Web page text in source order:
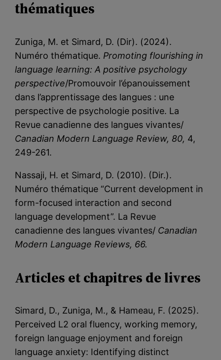
thématiques
Zuniga, M. et Simard, D. (Dir). (2024).
Numéro thématique. Promoting flourishing in
language learning: A positive psychology
perspective/Promouvoir l’épanouissement
dans l’apprentissage des langues : une
perspective de psychologie positive. La
Revue canadienne des langues vivantes/
Canadian Modern Language Review, 80, 4,
249-261.
Nassaji, H. et Simard, D. (2010). (Dir.).
Numéro thématique “Current development in
form-focused interaction and second
language development”. La Revue
canadienne des langues vivantes/ Canadian
Modern Language Reviews, 66.
Articles et chapitres de livres
Simard, D., Zuniga, M., & Hameau, F. (2025).
Perceived L2 oral fluency, working memory,
foreign language enjoyment and foreign
language anxiety: Identifying distinct